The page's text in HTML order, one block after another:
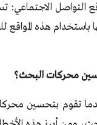
الاجتماعي:
باستخدام هذه
محركات البحث؟
تقوم بتحسين